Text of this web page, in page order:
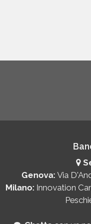
Genova: Via
Milano: Innovation